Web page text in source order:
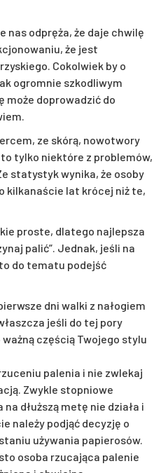
nas odpręża, że daje chwilę
że jest
Cokolwiek by o
ogromnie szkodliwym
może doprowadzić do
ze skórą, nowotwory
to tylko niektóre z problemów,
statystyk wynika, że osoby
kilkanaście lat krócej niż te,
proste, dlatego najlepsza
palić”. Jednak, jeśli na
do tematu podejść
dni walki z nałogiem
jeśli do tej pory
ważną częścią Twojego stylu
palenia i nie zwlekaj
Zwykle stopniowe
dłuższą metę nie działa i
należy podjąć decyzję o
używania papierosów.
osoba rzucająca palenie